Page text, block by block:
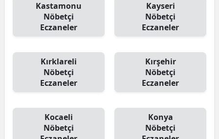
Kastamonu
Nöbetçi
Eczaneler
Kayseri
Nöbetçi
Eczaneler
Kırklareli
Nöbetçi
Eczaneler
Kırşehir
Nöbetçi
Eczaneler
Kocaeli
Nöbetçi
Konya
Nöbetçi